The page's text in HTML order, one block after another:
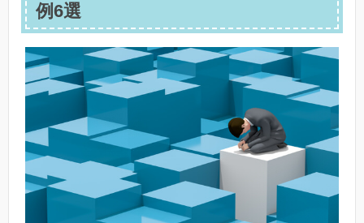
例6選